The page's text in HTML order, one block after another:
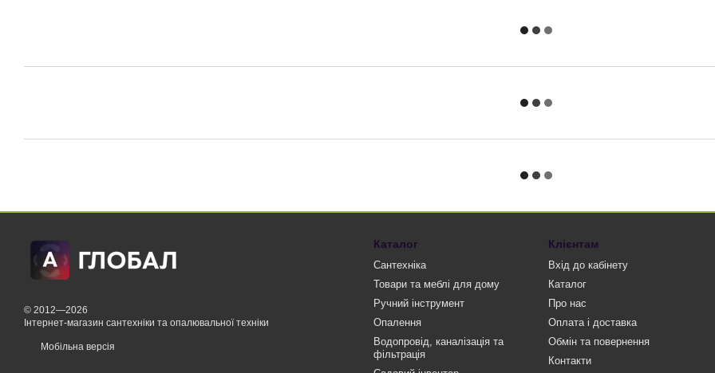
© 2012—2026
Інтернет-магазин сантехніки та опалювальної техніки
Мобільна версія
Каталог
Сантехніка
Товари та меблі для дому
Ручний інструмент
Опалення
Водопровід, каналізація та
фільтрація
Клієнтам
Вхід до кабінету
Каталог
Про нас
Оплата і доставка
Обмін та повернення
Контакти